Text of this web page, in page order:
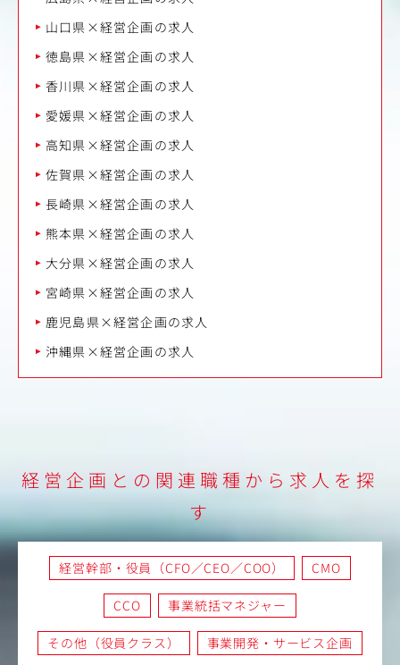
山口県×経営企画の求人
徳島県×経営企画の求人
香川県×経営企画の求人
愛媛県×経営企画の求人
高知県×経営企画の求人
佐賀県×経営企画の求人
長崎県×経営企画の求人
熊本県×経営企画の求人
大分県×経営企画の求人
宮崎県×経営企画の求人
鹿児島県×経営企画の求人
沖縄県×経営企画の求人
経営企画との関連職種から求人を探
す
経営幹部・役員（CFO／CEO／COO） CMO
CCO 事業統括マネジャー
その他（役員クラス） 事業開発・サービス企画